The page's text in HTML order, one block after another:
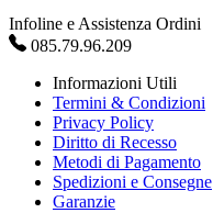
Infoline e Assistenza Ordini
085.79.96.209
Informazioni Utili
Termini & Condizioni
Privacy Policy
Diritto di Recesso
Metodi di Pagamento
Spedizioni e Consegne
Garanzie